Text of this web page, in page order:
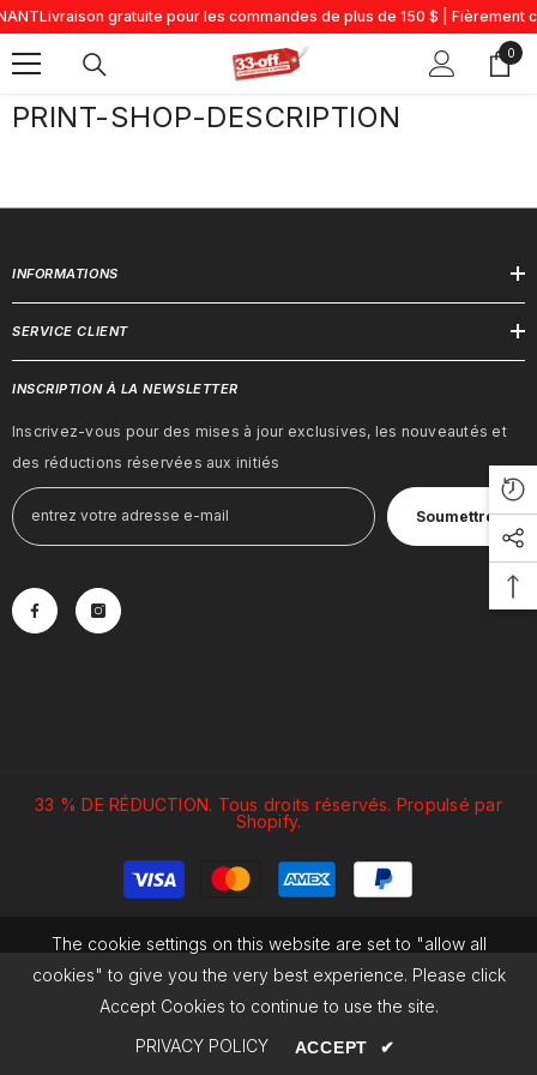
Passer Au Contenu
Livraison gratuite pour les commandes de plus de 150 $ | Fièrement
0
0
PRINT-SHOP-DESCRIPTION
INFORMATIONS
SERVICE CLIENT
INSCRIPTION À LA NEWSLETTER
Inscrivez-vous pour des mises à jour exclusives, les nouveautés et
des réductions réservées aux initiés
Soumettre
33 % DE RÉDUCTION. Tous droits réservés. Propulsé par
Shopify.
Modes
de
paiement
The cookie settings on this website are set to "allow all
cookies" to give you the very best experience. Please click
Accept Cookies to continue to use the site.
PRIVACY POLICY
ACCEPT ✔